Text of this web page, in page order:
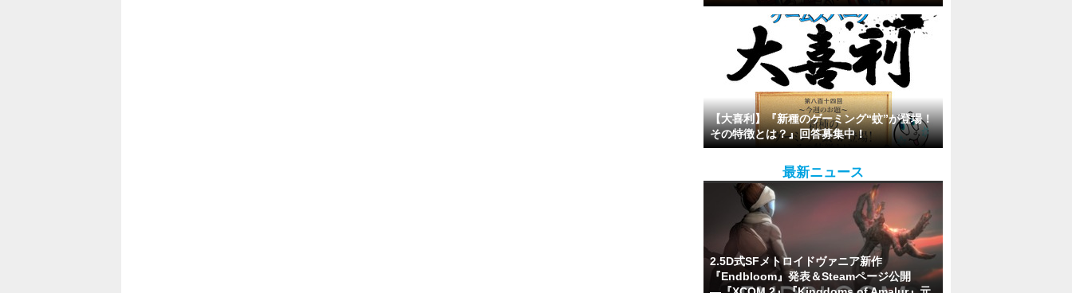
【大喜利】『新種のゲーミング“蚊”が登場！
その特徴とは？』回答募集中！
最新ニュース
2.5D式SFメトロイドヴァニア新作
『Endbloom』発表＆Steamページ公開